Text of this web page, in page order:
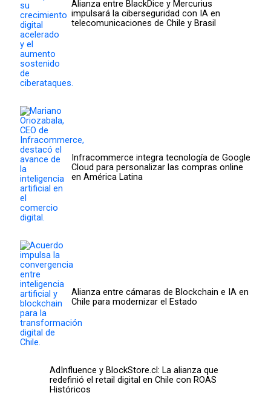
Alianza entre BlackDice y Mercurius
impulsará la ciberseguridad con IA en
telecomunicaciones de Chile y Brasil
Infracommerce integra tecnología de Google
Cloud para personalizar las compras online
en América Latina
Alianza entre cámaras de Blockchain e IA en
Chile para modernizar el Estado
AdInfluence y BlockStore.cl: La alianza que
redefinió el retail digital en Chile con ROAS
Históricos